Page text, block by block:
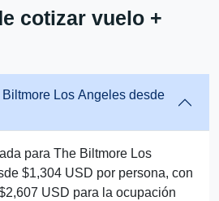
cotizar vuelo +
Los Angeles desde
para The Biltmore Los
$1,304 USD por persona, con
USD para la ocupación